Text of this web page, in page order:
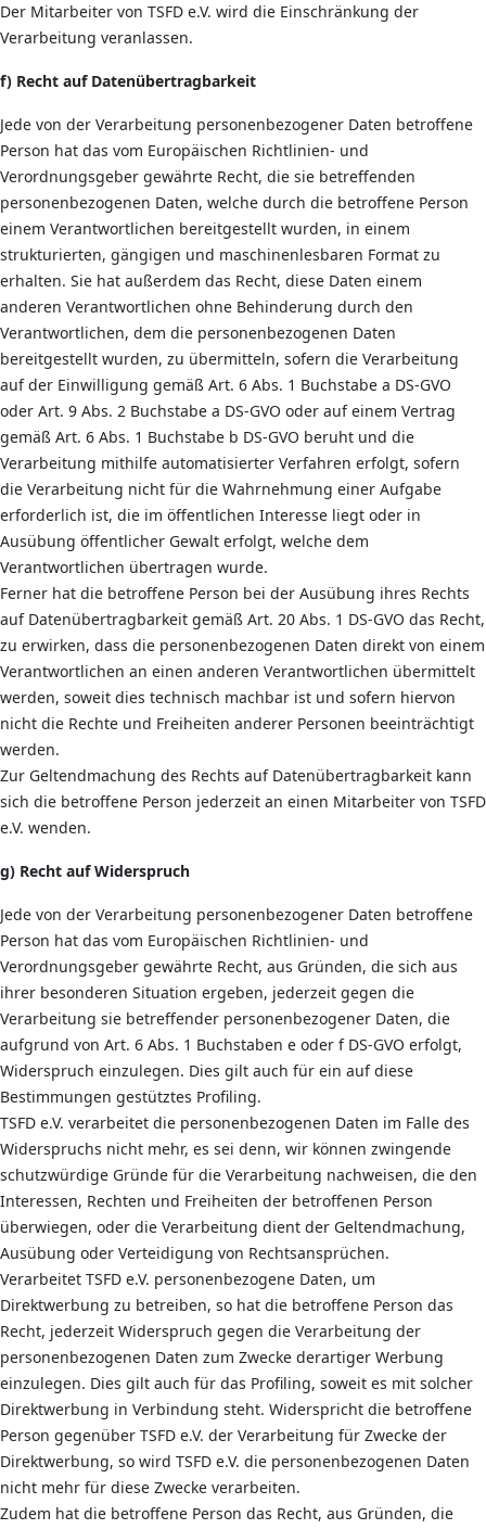
Der Mitarbeiter von TSFD e.V. wird die Einschränkung der
Verarbeitung veranlassen.
f) Recht auf Datenübertragbarkeit
Jede von der Verarbeitung personenbezogener Daten betroffene
Person hat das vom Europäischen Richtlinien- und
Verordnungsgeber gewährte Recht, die sie betreffenden
personenbezogenen Daten, welche durch die betroffene Person
einem Verantwortlichen bereitgestellt wurden, in einem
strukturierten, gängigen und maschinenlesbaren Format zu
erhalten. Sie hat außerdem das Recht, diese Daten einem
anderen Verantwortlichen ohne Behinderung durch den
Verantwortlichen, dem die personenbezogenen Daten
bereitgestellt wurden, zu übermitteln, sofern die Verarbeitung
auf der Einwilligung gemäß Art. 6 Abs. 1 Buchstabe a DS-GVO
oder Art. 9 Abs. 2 Buchstabe a DS-GVO oder auf einem Vertrag
gemäß Art. 6 Abs. 1 Buchstabe b DS-GVO beruht und die
Verarbeitung mithilfe automatisierter Verfahren erfolgt, sofern
die Verarbeitung nicht für die Wahrnehmung einer Aufgabe
erforderlich ist, die im öffentlichen Interesse liegt oder in
Ausübung öffentlicher Gewalt erfolgt, welche dem
Verantwortlichen übertragen wurde.
Ferner hat die betroffene Person bei der Ausübung ihres Rechts
auf Datenübertragbarkeit gemäß Art. 20 Abs. 1 DS-GVO das Recht,
zu erwirken, dass die personenbezogenen Daten direkt von einem
Verantwortlichen an einen anderen Verantwortlichen übermittelt
werden, soweit dies technisch machbar ist und sofern hiervon
nicht die Rechte und Freiheiten anderer Personen beeinträchtigt
werden.
Zur Geltendmachung des Rechts auf Datenübertragbarkeit kann
sich die betroffene Person jederzeit an einen Mitarbeiter von TSFD
e.V. wenden.
g) Recht auf Widerspruch
Jede von der Verarbeitung personenbezogener Daten betroffene
Person hat das vom Europäischen Richtlinien- und
Verordnungsgeber gewährte Recht, aus Gründen, die sich aus
ihrer besonderen Situation ergeben, jederzeit gegen die
Verarbeitung sie betreffender personenbezogener Daten, die
aufgrund von Art. 6 Abs. 1 Buchstaben e oder f DS-GVO erfolgt,
Widerspruch einzulegen. Dies gilt auch für ein auf diese
Bestimmungen gestütztes Profiling.
TSFD e.V. verarbeitet die personenbezogenen Daten im Falle des
Widerspruchs nicht mehr, es sei denn, wir können zwingende
schutzwürdige Gründe für die Verarbeitung nachweisen, die den
Interessen, Rechten und Freiheiten der betroffenen Person
überwiegen, oder die Verarbeitung dient der Geltendmachung,
Ausübung oder Verteidigung von Rechtsansprüchen.
Verarbeitet TSFD e.V. personenbezogene Daten, um
Direktwerbung zu betreiben, so hat die betroffene Person das
Recht, jederzeit Widerspruch gegen die Verarbeitung der
personenbezogenen Daten zum Zwecke derartiger Werbung
einzulegen. Dies gilt auch für das Profiling, soweit es mit solcher
Direktwerbung in Verbindung steht. Widerspricht die betroffene
Person gegenüber TSFD e.V. der Verarbeitung für Zwecke der
Direktwerbung, so wird TSFD e.V. die personenbezogenen Daten
nicht mehr für diese Zwecke verarbeiten.
Zudem hat die betroffene Person das Recht, aus Gründen, die